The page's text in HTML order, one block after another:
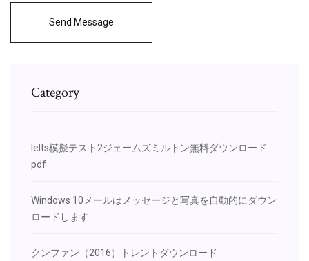
Send Message
Category
Ielts模擬テスト2ジェームズミルトン無料ダウンロード
pdf
Windows 10メールはメッセージと写真を自動的にダウン
ロードします
クンファン（2016）トレントダウンロード